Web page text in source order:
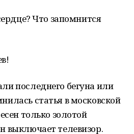
Что запомнится
последнего бегуна или
статья в московской
только золотой
выключает телевизор.